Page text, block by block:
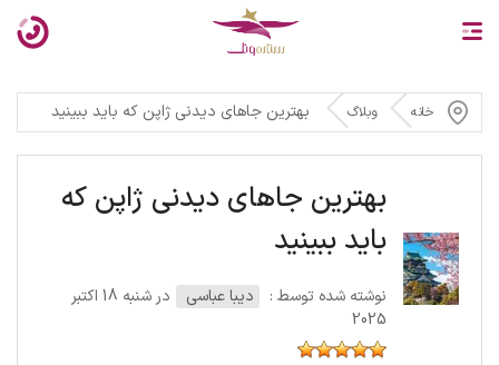
خانه وبلاگ بهترین جاهای دیدنی ژاپن که باید ببینید
بهترین جاهای دیدنی ژاپن که
باید ببینید
نوشته شده توسط : دیبا عباسی
در شنبه 18 اکتبر
2025